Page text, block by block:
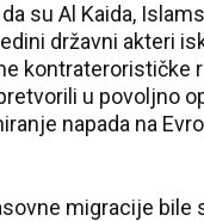
su Al Kaida,
državni akteri
kontraterorističke
u povoljno
napada na
migracije bile